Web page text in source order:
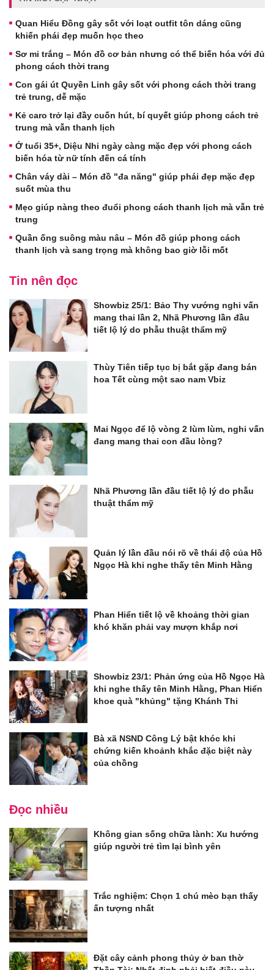
Quan Hiểu Đồng gây sốt với loạt outfit tôn dáng cũng
khiến phái đẹp muốn học theo
Sơ mi trắng – Món đồ cơ bản nhưng có thể biến hóa với đủ
phong cách thời trang
Con gái út Quyền Linh gây sốt với phong cách thời trang
trẻ trung, dễ mặc
Kẻ caro trở lại đầy cuốn hút, bí quyết giúp phong cách trẻ
trung mà vẫn thanh lịch
Ở tuổi 35+, Diệu Nhi ngày càng mặc đẹp với phong cách
biến hóa từ nữ tính đến cá tính
Chân váy dài – Món đồ "đa năng" giúp phái đẹp mặc đẹp
suốt mùa thu
Mẹo giúp nàng theo đuổi phong cách thanh lịch mà vẫn trẻ
trung
Quần ống suông màu nâu – Món đồ giúp phong cách
thanh lịch và sang trọng mà không bao giờ lỗi mốt
Tin nên đọc
Showbiz 25/1: Bảo Thy vướng nghi vấn
mang thai lần 2, Nhã Phương lần đầu
tiết lộ lý do phẫu thuật thẩm mỹ
Thùy Tiên tiếp tục bị bắt gặp đang bán
hoa Tết cùng một sao nam Vbiz
Mai Ngọc để lộ vòng 2 lùm lùm, nghi vấn
đang mang thai con đầu lòng?
Nhã Phương lần đầu tiết lộ lý do phẫu
thuật thẩm mỹ
Quản lý lần đầu nói rõ về thái độ của Hồ
Ngọc Hà khi nghe thấy tên Minh Hằng
Phan Hiển tiết lộ về khoảng thời gian
khó khăn phải vay mượn khắp nơi
Showbiz 23/1: Phản ứng của Hồ Ngọc Hà
khi nghe thấy tên Minh Hằng, Phan Hiển
khoe quà "khủng" tặng Khánh Thi
Bà xã NSND Công Lý bật khóc khi
chứng kiến khoảnh khắc đặc biệt này
của chồng
Đọc nhiều
Không gian sống chữa lành: Xu hướng
giúp người trẻ tìm lại bình yên
Trắc nghiệm: Chọn 1 chú mèo bạn thấy
ấn tượng nhất
Đặt cây cảnh phong thủy ở ban thờ